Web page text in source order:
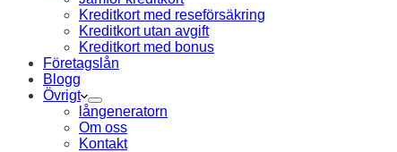
Kreditkort med reseförsäkring
Kreditkort utan avgift
Kreditkort med bonus
Företagslån
Blogg
Övrigt
långeneratorn
Om oss
Kontakt